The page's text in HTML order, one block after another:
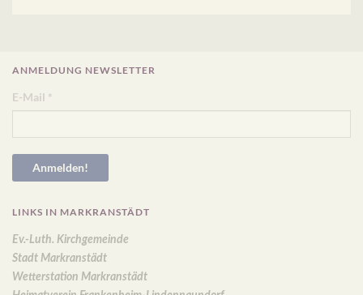
ANMELDUNG NEWSLETTER
E-Mail *
LINKS IN MARKRANSTÄDT
Ev.-Luth. Kirchgemeinde
Stadt Markranstädt
Wetterstation Markranstädt